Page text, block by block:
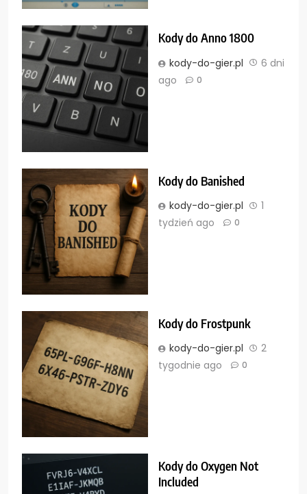
Kody do Anno 1800
kody-do-gier.pl
6 dni
ago
0
Kody do Banished
kody-do-gier.pl
1
tydzień ago
0
Kody do Frostpunk
kody-do-gier.pl
2
tygodnie ago
0
Kody do Oxygen Not
Included